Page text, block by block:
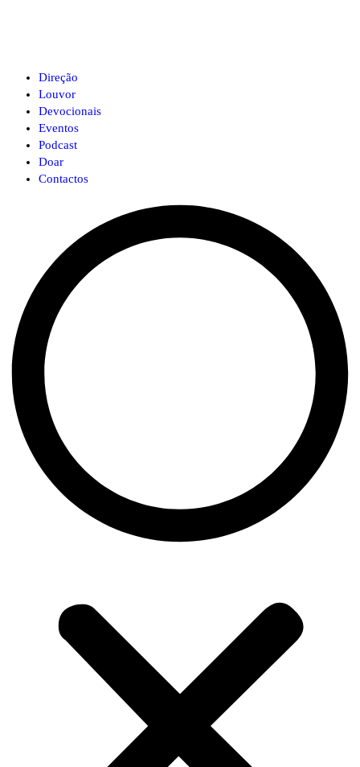
Direção
Louvor
Devocionais
Eventos
Podcast
Doar
Contactos